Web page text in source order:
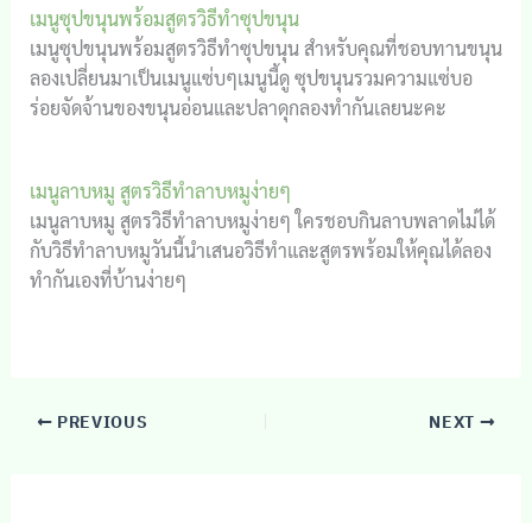
เมนูซุปขนุนพร้อมสูตรวิธีทำซุปขนุน
เมนูซุปขนุนพร้อมสูตรวิธีทำซุปขนุน สำหรับคุณที่ชอบทานขนุน
ลองเปลี่ยนมาเป็นเมนูแซ่บๆเมนูนี้ดู ซุปขนุนรวมความแซ่บอ
ร่อยจัดจ้านของขนุนอ่อนและปลาดุกลองทำกันเลยนะคะ
เมนูลาบหมู สูตรวิธีทำลาบหมูง่ายๆ
เมนูลาบหมู สูตรวิธีทำลาบหมูง่ายๆ ใครชอบกินลาบพลาดไม่ได้
กับวิธีทำลาบหมูวันนี้นำเสนอวิธีทำและสูตรพร้อมให้คุณได้ลอง
ทำกันเองที่บ้านง่ายๆ
PREVIOUS NEXT